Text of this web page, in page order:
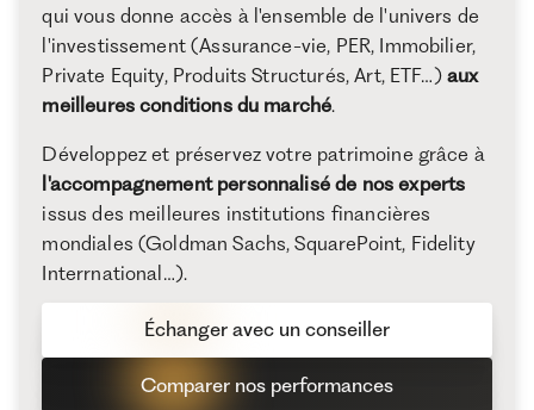
qui vous donne accès à l'ensemble de l'univers de
l'investissement (Assurance-vie, PER, Immobilier,
Private Equity, Produits Structurés, Art, ETF…) aux
meilleures conditions du marché.
Développez et préservez votre patrimoine grâce à
l'accompagnement personnalisé de nos experts
issus des meilleures institutions financières
mondiales (Goldman Sachs, SquarePoint, Fidelity
Interrnational…).
Comparer nos performances
Échanger avec un conseiller